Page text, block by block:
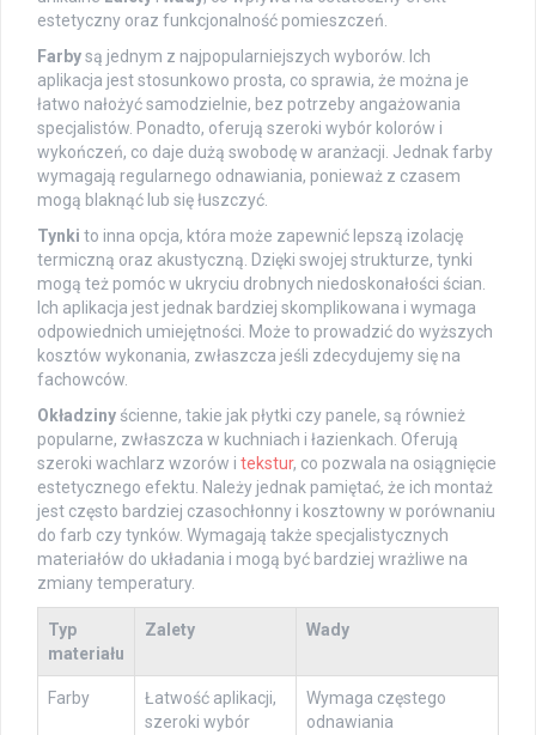
estetyczny oraz funkcjonalność pomieszczeń.
Farbysą jednym z najpopularniejszych wyborów. Ich
aplikacja jest stosunkowo prosta, co sprawia, że można je
łatwo nałożyć samodzielnie, bez potrzeby angażowania
specjalistów. Ponadto, oferują szeroki wybór kolorów i
wykończeń, co daje dużą swobodę w aranżacji. Jednak farby
wymagają regularnego odnawiania, ponieważ z czasem
mogą blaknąć lub się łuszczyć.
Tynki to inna opcja, która może zapewnić lepszą izolację
termiczną oraz akustyczną. Dzięki swojej strukturze, tynki
mogą też pomóc w ukryciu drobnych niedoskonałości ścian.
Ich aplikacja jest jednak bardziej skomplikowana i wymaga
odpowiednich umiejętności. Może to prowadzić do wyższych
kosztów wykonania, zwłaszcza jeśli zdecydujemy się na
fachowców.
Okładziny ścienne, takie jak płytki czy panele, są również
popularne, zwłaszcza w kuchniach i łazienkach. Oferują
szeroki wachlarz wzorów i tekstur, co pozwala na osiągnięcie
estetycznego efektu. Należy jednak pamiętać, że ich montaż
jest często bardziej czasochłonny i kosztowny w porównaniu
do farb czy tynków. Wymagają także specjalistycznych
materiałów do układania i mogą być bardziej wrażliwe na
zmiany temperatury.
Typ
materiału
Zalety Wady
Farby
Łatwość aplikacji,
szeroki wybór
Wymaga częstego
odnawiania